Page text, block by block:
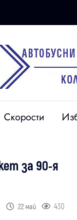
Скорости
за 90-я
22 май 430